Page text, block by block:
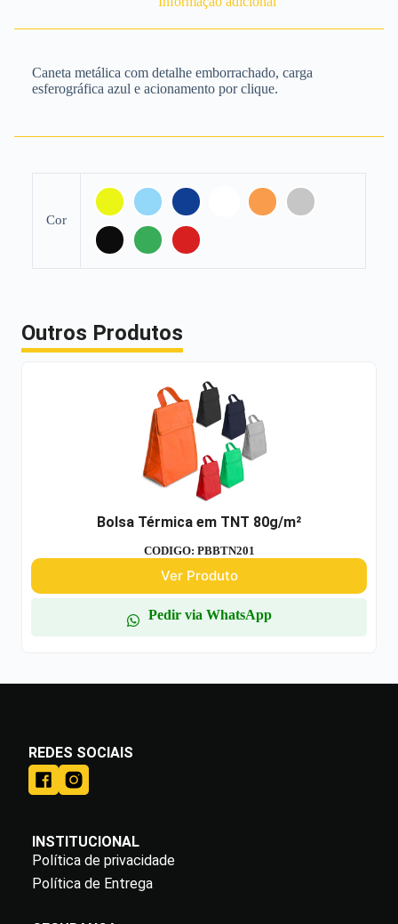
Caneta metálica com detalhe emborrachado, carga
esferográfica azul e acionamento por clique.
Cor
Outros Produtos
Bolsa Térmica em TNT 80g/m²
CODIGO: PBBTN201
Ver Produto
Pedir via WhatsApp
REDES SOCIAIS
INSTITUCIONAL
Política de privacidade
Política de Entrega